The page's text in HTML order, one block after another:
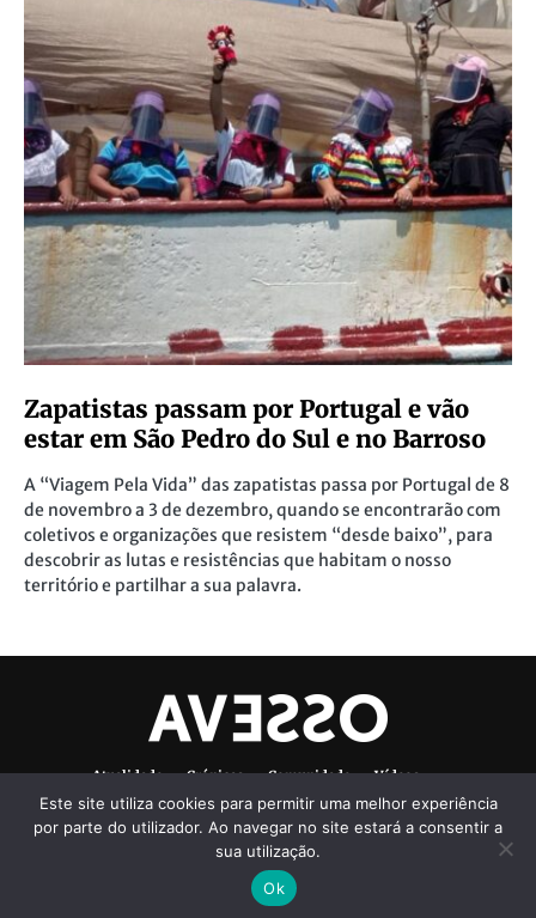
Zapatistas passam por Portugal e vão
estar em São Pedro do Sul e no Barroso
A “Viagem Pela Vida” das zapatistas passa por Portugal de 8
de novembro a 3 de dezembro, quando se encontrarão com
coletivos e organizações que resistem “desde baixo”, para
descobrir as lutas e resistências que habitam o nosso
território e partilhar a sua palavra.
Atualidade Crónicas Comunidade
Vídeos
Denúncias Ambientais
Ficha Técnica
Este site utiliza cookies para permitir uma melhor experiência
por parte do utilizador. Ao navegar no site estará a consentir a
sua utilização.
Ok